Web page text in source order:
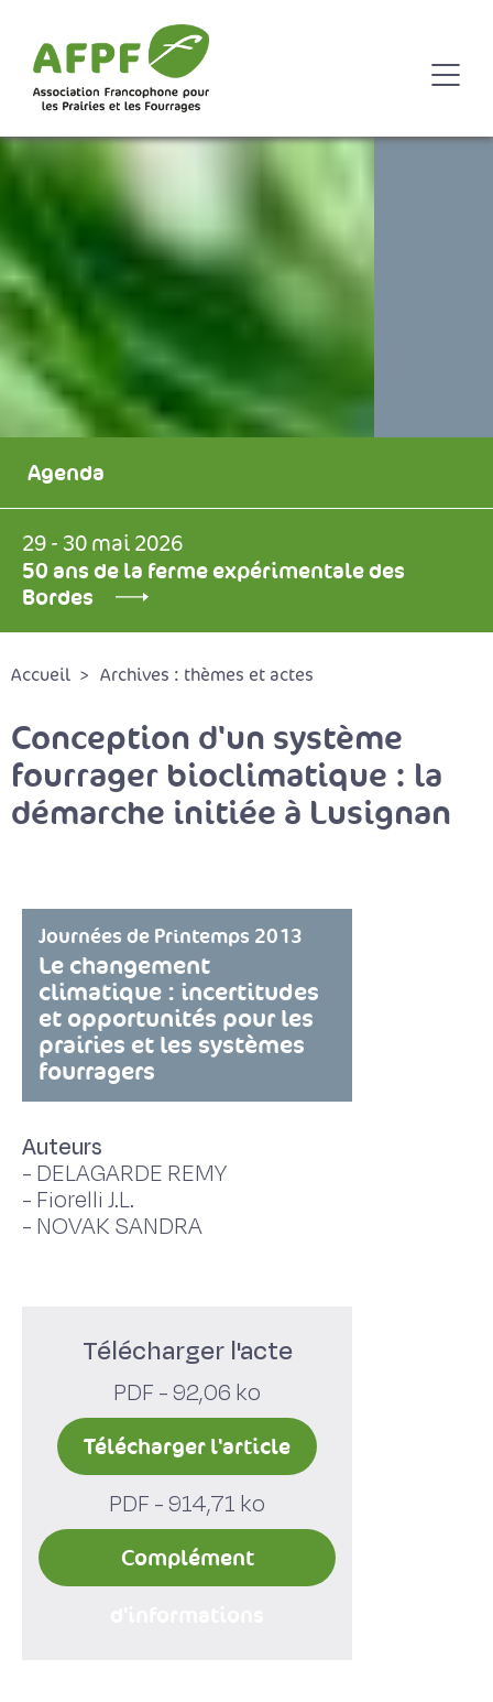
Agenda
29 - 30 mai 2026
50 ans de la ferme expérimentale des
Bordes
Accueil Archives : thèmes et actes
Conception d'un système
fourrager bioclimatique : la
démarche initiée à Lusignan
Journées de Printemps 2013
Le changement
climatique : incertitudes
et opportunités pour les
prairies et les systèmes
fourragers
Auteurs
- DELAGARDE REMY
- Fiorelli J.L.
- NOVAK SANDRA
Télécharger l'acte
PDF - 92,06 ko
Télécharger l'article
PDF - 914,71 ko
Complément